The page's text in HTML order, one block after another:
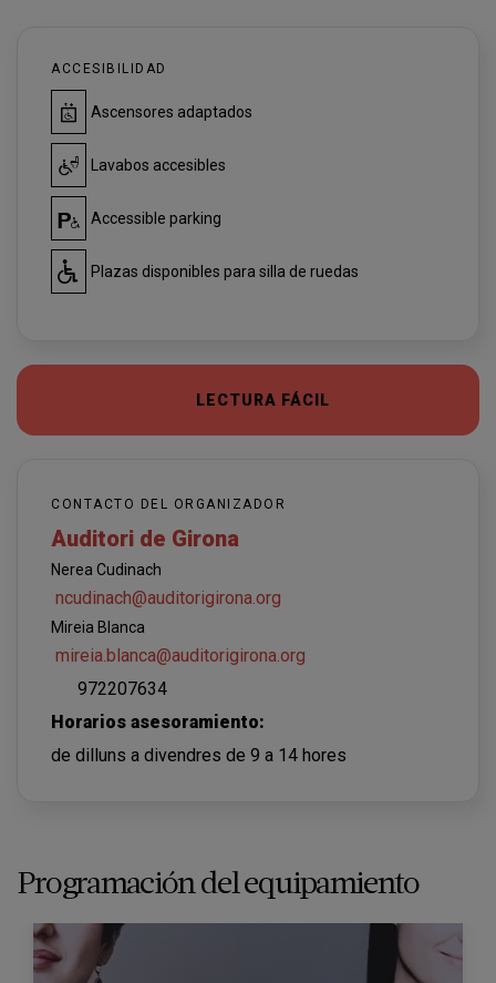
ACCESIBILIDAD
Ascensores adaptados
Lavabos accesibles
Accessible parking
Plazas disponibles para silla de ruedas
LECTURA FÁCIL
CONTACTO DEL ORGANIZADOR
Auditori de Girona
Nerea Cudinach
ncudinach@auditorigirona.org
Mireia Blanca
mireia.blanca@auditorigirona.org
972207634
Horarios asesoramiento:
de dilluns a divendres de 9 a 14 hores
Programación del equipamiento